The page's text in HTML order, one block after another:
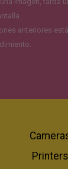
anteriores
Printers